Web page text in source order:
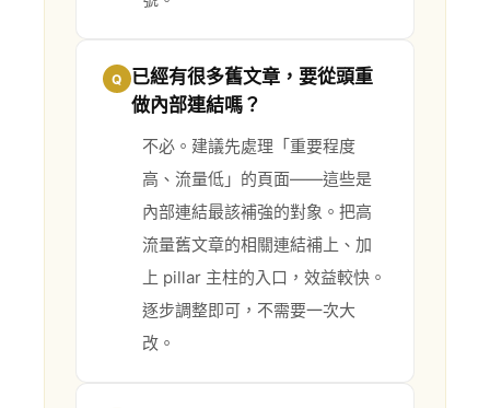
Q
已經有很多舊文章，要從頭重
做內部連結嗎？
不必。建議先處理「重要程度
高、流量低」的頁面——這些是
內部連結最該補強的對象。把高
流量舊文章的相關連結補上、加
上 pillar 主柱的入口，效益較快。
逐步調整即可，不需要一次大
改。